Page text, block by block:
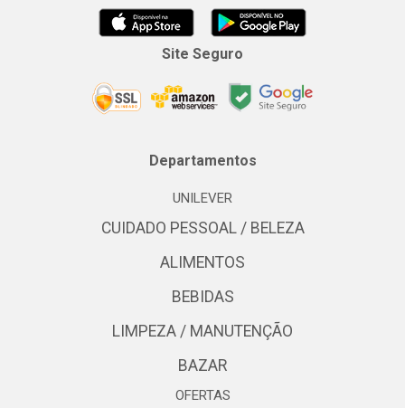
Site Seguro
Departamentos
UNILEVER
CUIDADO PESSOAL / BELEZA
ALIMENTOS
BEBIDAS
LIMPEZA / MANUTENÇÃO
BAZAR
OFERTAS